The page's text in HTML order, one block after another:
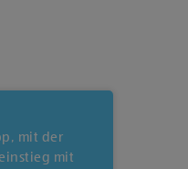
mit der
mit